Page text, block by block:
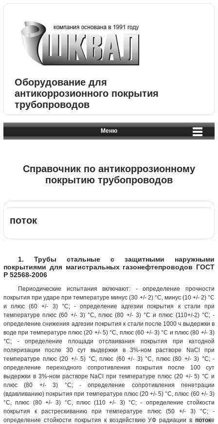
Оборудование для
антикоррозионного покрытия
трубопроводов
Меню
Справочник по антикоррозионному
покрытию трубопроводов
поток
1. Трубы стальные с защитными наружными
покрытиями для магистральных газонефтепроводов ГОСТ
Р 52568-2006
Периодические испытания включают: - определение прочности
покрытия при ударе при температуре минус (30 +/- 2) °C, минус (10 +/- 2) °C
и плюс (60 +/- 3) °C; - определение адгезии покрытия к стали при
температуре плюс (60 +/- 3) °C, плюс (80 +/- 3) °C и плюс (110+/-2) °C; -
определение снижения адгезии покрытия к стали после 1000 ч выдержки в
воде при температуре плюс (20 +/- 5) °C, плюс (60 +/- 3) °C и плюс (80 +/- 3)
°C; - определение площади отслаивания покрытия при катодной
поляризации после 30 сут выдержки в 3%-ном растворе NaCl при
температуре плюс (20 +/- 5) °C, плюс (60 +/- 3) °C, плюс (80 +/- 3) °C; -
определение переходного сопротивления покрытия после 100 сут
выдержки в 3%-ном растворе NaCl при температуре плюс (20 +/- 5) °C и
плюс (80 +/- 3) °C; - определение сопротивления пенетрации
(вдавливанию) покрытия при температуре плюс (20 +/- 5) °C, плюс (60 +/- 3)
°C, плюс (80 +/- 3) °C, плюс (110 +/- 3) °C; - определение стойкости
покрытия к растрескиванию при температуре плюс (50 +/- 3) °C; -
определение стойкости покрытия к воздействию УФ радиации в потоке